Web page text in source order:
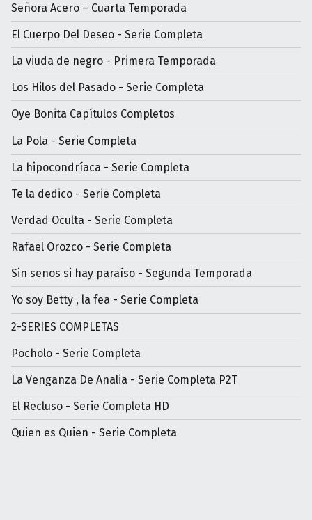
Señora Acero – Cuarta Temporada
El Cuerpo Del Deseo - Serie Completa
La viuda de negro - Primera Temporada
Los Hilos del Pasado - Serie Completa
Oye Bonita Capítulos Completos
La Pola - Serie Completa
La hipocondríaca - Serie Completa
Te la dedico - Serie Completa
Verdad Oculta - Serie Completa
Rafael Orozco - Serie Completa
Sin senos si hay paraíso - Segunda Temporada
Yo soy Betty , la fea - Serie Completa
2-SERIES COMPLETAS
Pocholo - Serie Completa
La Venganza De Analia - Serie Completa P2T
El Recluso - Serie Completa HD
Quien es Quien - Serie Completa